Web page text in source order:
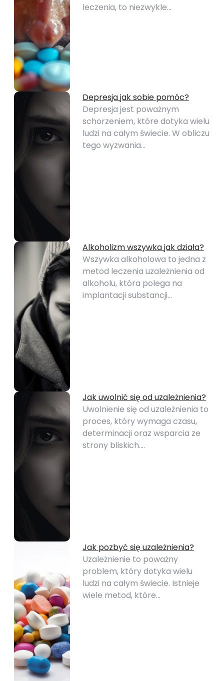
leczenia, to niezwykle…
Depresja jak sobie pomóc?
Depresja jest poważnym
schorzeniem, które dotyka wielu
ludzi na całym świecie. W obliczu
tego wyzwania…
Alkoholizm wszywka jak działa?
Wszywka alkoholowa to jedna z
metod leczenia uzależnienia od
alkoholu, która polega na
implantacji substancji…
Jak uwolnić się od uzależnienia?
Uwolnienie się od uzależnienia to
proces, który wymaga czasu,
determinacji oraz wsparcia ze
strony bliskich.…
Jak pozbyć się uzależnienia?
Uzależnienie to poważny
problem, który dotyka wielu
ludzi na całym świecie. Istnieje
wiele metod, które…